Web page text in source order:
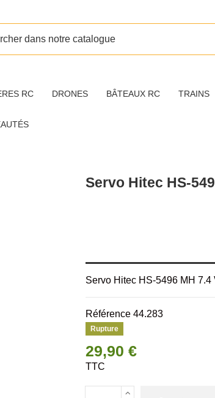
RC DRONES BÂTEAUX RC TRAINS
Servo Hitec HS-
Servo Hitec HS-5496 MH 7.4
Référence 44.283
Rupture
29,90 €
TTC